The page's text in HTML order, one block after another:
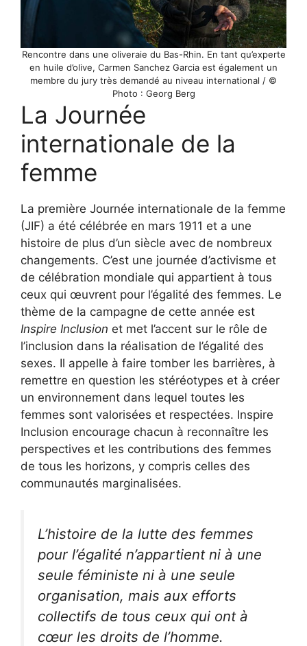
Rencontre dans une oliveraie du Bas-Rhin. En tant qu’experte
en huile d’olive, Carmen Sanchez Garcia est également un
membre du jury très demandé au niveau international / ©
Photo : Georg Berg
La Journée
internationale de la
femme
La première Journée internationale de la femme
(JIF) a été célébrée en mars 1911 et a une
histoire de plus d’un siècle avec de nombreux
changements. C’est une journée d’activisme et
de célébration mondiale qui appartient à tous
ceux qui œuvrent pour l’égalité des femmes. Le
thème de la campagne de cette année est
Inspire Inclusion et met l’accent sur le rôle de
l’inclusion dans la réalisation de l’égalité des
sexes. Il appelle à faire tomber les barrières, à
remettre en question les stéréotypes et à créer
un environnement dans lequel toutes les
femmes sont valorisées et respectées. Inspire
Inclusion encourage chacun à reconnaître les
perspectives et les contributions des femmes
de tous les horizons, y compris celles des
communautés marginalisées.
L’histoire de la lutte des femmes
pour l’égalité n’appartient ni à une
seule féministe ni à une seule
organisation, mais aux efforts
collectifs de tous ceux qui ont à
cœur les droits de l’homme.